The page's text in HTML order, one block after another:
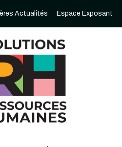
Actualités Espace Exposant